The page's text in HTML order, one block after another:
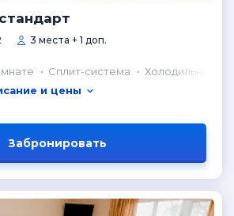
3 места + 1 доп.
Сплит-система
Холодильник в
и цены
Забронировать